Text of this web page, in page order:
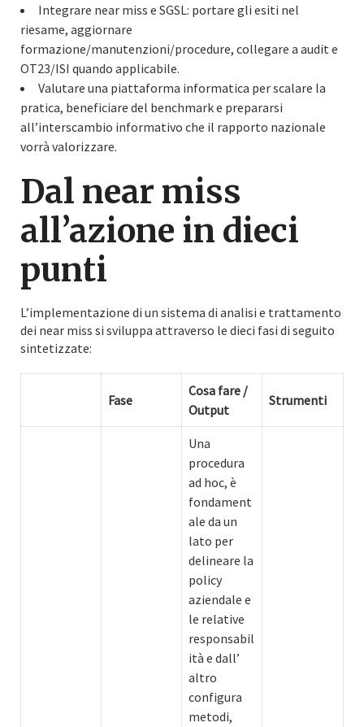
Integrare near miss e SGSL: portare gli esiti nel
riesame, aggiornare
formazione/manutenzioni/procedure, collegare a audit e
OT23/ISI quando applicabile.
Valutare una piattaforma informatica per scalare la
pratica, beneficiare del benchmark e prepararsi
all’interscambio informativo che il rapporto nazionale
vorrà valorizzare.
Dal near miss
all’azione in dieci
punti
L’implementazione di un sistema di analisi e trattamento
dei near miss si sviluppa attraverso le dieci fasi di seguito
sintetizzate:
Fase
Cosa fare /
Output
Strumenti
Una
procedura
ad hoc, è
fondament
ale da un
lato per
delineare la
policy
aziendale e
le relative
responsabil
ità e dall’
altro
configura
metodi,